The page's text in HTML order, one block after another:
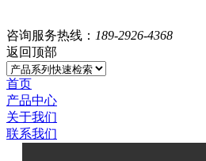
咨询服务热线： 189-2926-4368
返回顶部
首页
产品中心
关于我们
联系我们